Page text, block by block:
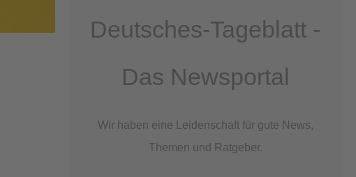
Deutsches-Tageblatt -
Das Newsportal
Wir haben eine Leidenschaft für gute News,
Themen und Ratgeber.